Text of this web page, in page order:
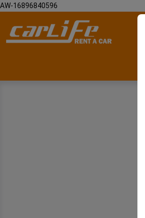
AW-16896840596